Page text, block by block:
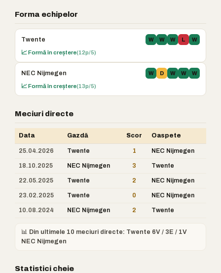
Forma echipelor
Twente W W W L W
📈 Formă în creștere(12p/5)
NEC Nijmegen W D W W W
📈 Formă în creștere(13p/5)
Meciuri directe
Data Gazdă Scor Oaspete
25.04.2026 Twente 1 NEC Nijmegen
18.10.2025 NEC Nijmegen 3 Twente
22.05.2025 Twente 2 NEC Nijmegen
23.02.2025 Twente 0 NEC Nijmegen
10.08.2024 NEC Nijmegen 2 Twente
📊 Din ultimele 10 meciuri directe: Twente 6V / 3E / 1V
NEC Nijmegen
Statistici cheie